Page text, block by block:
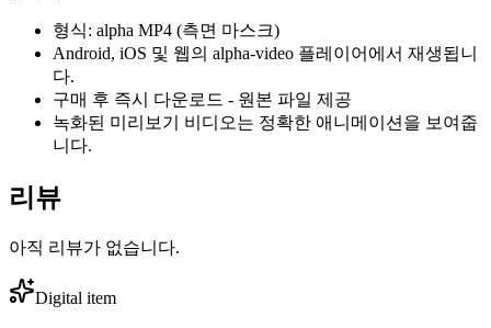
형식: alpha MP4 (측면 마스크)
Android, iOS 및 웹의 alpha-video 플레이어에서 재생됩니
다.
구매 후 즉시 다운로드 - 원본 파일 제공
녹화된 미리보기 비디오는 정확한 애니메이션을 보여줍
니다.
리뷰
아직 리뷰가 없습니다.
Digital item